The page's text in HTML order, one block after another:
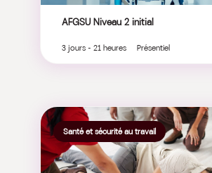
AFGSU Niveau 2 initial
3 jours - 21 heures Présentiel
Santé et sécurité au travail